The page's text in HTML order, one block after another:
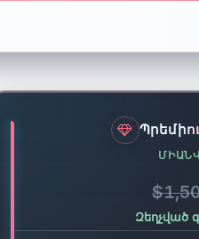
Զեղչված